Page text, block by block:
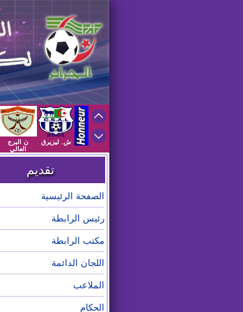
ش. ليزيرق
ن البرج
العالي
تقديم
الصفحة الرئيسية
رئيس الرابطة
مكتب الرابطة
اللجان الدائمة
الملاعب
الحكام